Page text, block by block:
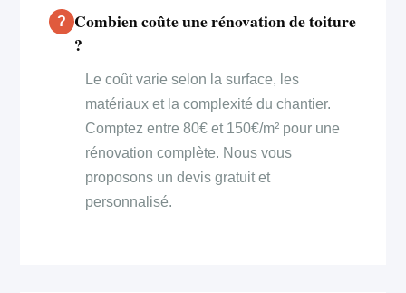
Combien coûte une rénovation de toiture
?
Le coût varie selon la surface, les
matériaux et la complexité du chantier.
Comptez entre 80€ et 150€/m² pour une
rénovation complète. Nous vous
proposons un devis gratuit et
personnalisé.